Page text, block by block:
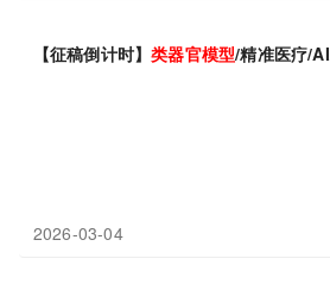
【征稿倒计时】类器官模型/精准医疗/
2026-03-04